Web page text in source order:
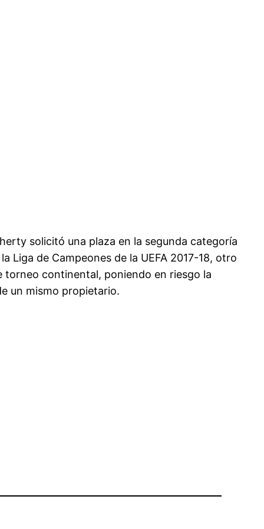
solicitó una plaza en la segunda categoría
Liga de Campeones de la UEFA 2017-18, otro
torneo continental, poniendo en riesgo la
un mismo propietario.